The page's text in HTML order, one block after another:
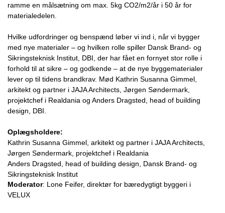
ramme en målsætning om max. 5kg CO2/m2/år i 50 år for
materialedelen.
Hvilke udfordringer og benspænd løber vi ind i, når vi bygger
med nye materialer – og hvilken rolle spiller Dansk Brand- og
Sikringsteknisk Institut, DBI, der har fået en fornyet stor rolle i
forhold til at sikre – og godkende – at de nye byggematerialer
lever op til tidens brandkrav. Mød Kathrin Susanna Gimmel,
arkitekt og partner i JAJA Architects, Jørgen Søndermark,
projektchef i Realdania og Anders Dragsted, head of building
design, DBI.
Oplægsholdere:
Kathrin Susanna Gimmel, arkitekt og partner i JAJA Architects,
Jørgen Søndermark, projektchef i Realdania
Anders Dragsted, head of building design, Dansk Brand- og
Sikringsteknisk Institut
Moderator: Lone Feifer, direktør for bæredygtigt byggeri i
VELUX